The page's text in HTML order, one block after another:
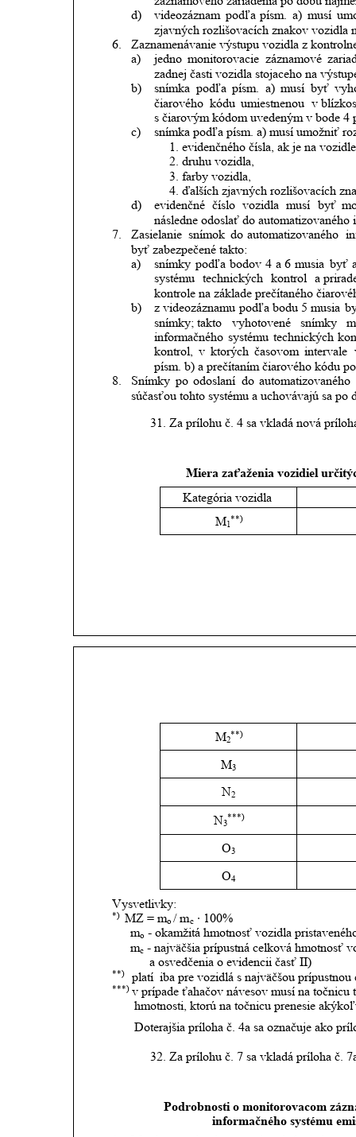
d)
videozáznam podľa písm. a) musí
zjavných rozlišovacích znakov vozidla
6.
Zaznamenávanie výstupu vozidla z
a)
jedno monitorovacie záznamové
zadnej časti vozidla stojaceho na
b)
snímka podľa písm. a) musí byť
čiarového kódu umiestnenou v
s čiarovým kódom uvedeným v bode 4
c)
snímka podľa písm. a) musí umožniť
1. evidenčného čísla, ak je na
2. druhu vozidla,
3. farby vozidla,
4. ďalších zjavných rozlišovacích
d)
evidenčné číslo vozidla musí byť
následne odoslať do
7.
Zasielanie snímok do automatizovaného
byť zabezpečené takto:
a)
snímky podľa bodov 4 a 6 musia byť
systému
technických kontrol a
kontrole na základe prečítaného
b)
z videozáznamu podľa bodu 5 musia
snímky; takto
vyhotovené snímky
informačného systému technických
kontrol,
v ktorých časovom intervale
písm. b) a prečítaním čiarového kódu
8.
Snímky po odoslaní do automatizovaného
súčasťou tohto systému a uchovávajú sa
31. Za prílohu č. 4 sa vkladá nová
Miera zaťaženia vozidiel
Kategória vozidla
M1
**)
M2
**)
M3
N2
N3
***)
O3
O4
Vysvetlivky:
*) MZ = mo / mc ∙ 100%
mo - okamžitá hmotnosť vozidla
mc - najväčšia prípustná celková hmotnosť
a osvedčenia o evidencii časť II)
**) platí  iba pre vozidlá s najväčšou
***) v prípade ťahačov návesov musí na
hmotnosti, ktorú na točnicu prenesie
Doterajšia príloha č. 4a sa označuje ako
32. Za prílohu č. 7 sa vkladá príloha č.
Podrobnosti o monitorovacom
informačného systému